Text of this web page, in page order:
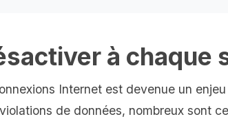
à chaque
Internet est devenue un
de données, nombreux sont